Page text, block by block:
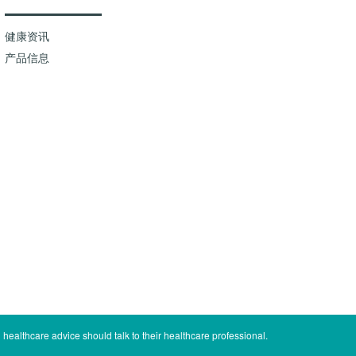
健康资讯
产品信息
advice should talk to their healthcare professional.